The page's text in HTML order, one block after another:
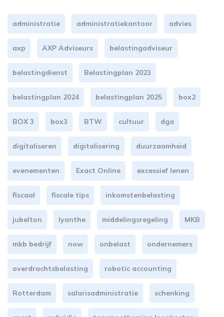
administratie administratiekantoor advies
axp AXP Adviseurs belastingadviseur
belastingdienst Belastingplan 2023
belastingplan 2024 belastingplan 2025 box2
BOX 3 box3 BTW cultuur dga
digitaliseren digitalisering duurzaamheid
evenementen Exact Online excessief lenen
fiscaal fiscale tips inkomstenbelasting
jubelton lyanthe middelingsregeling MKB
mkb bedrijf now onbelast ondernemers
overdrachtsbelasting robotic accounting
Rotterdam salarisadministratie schenking